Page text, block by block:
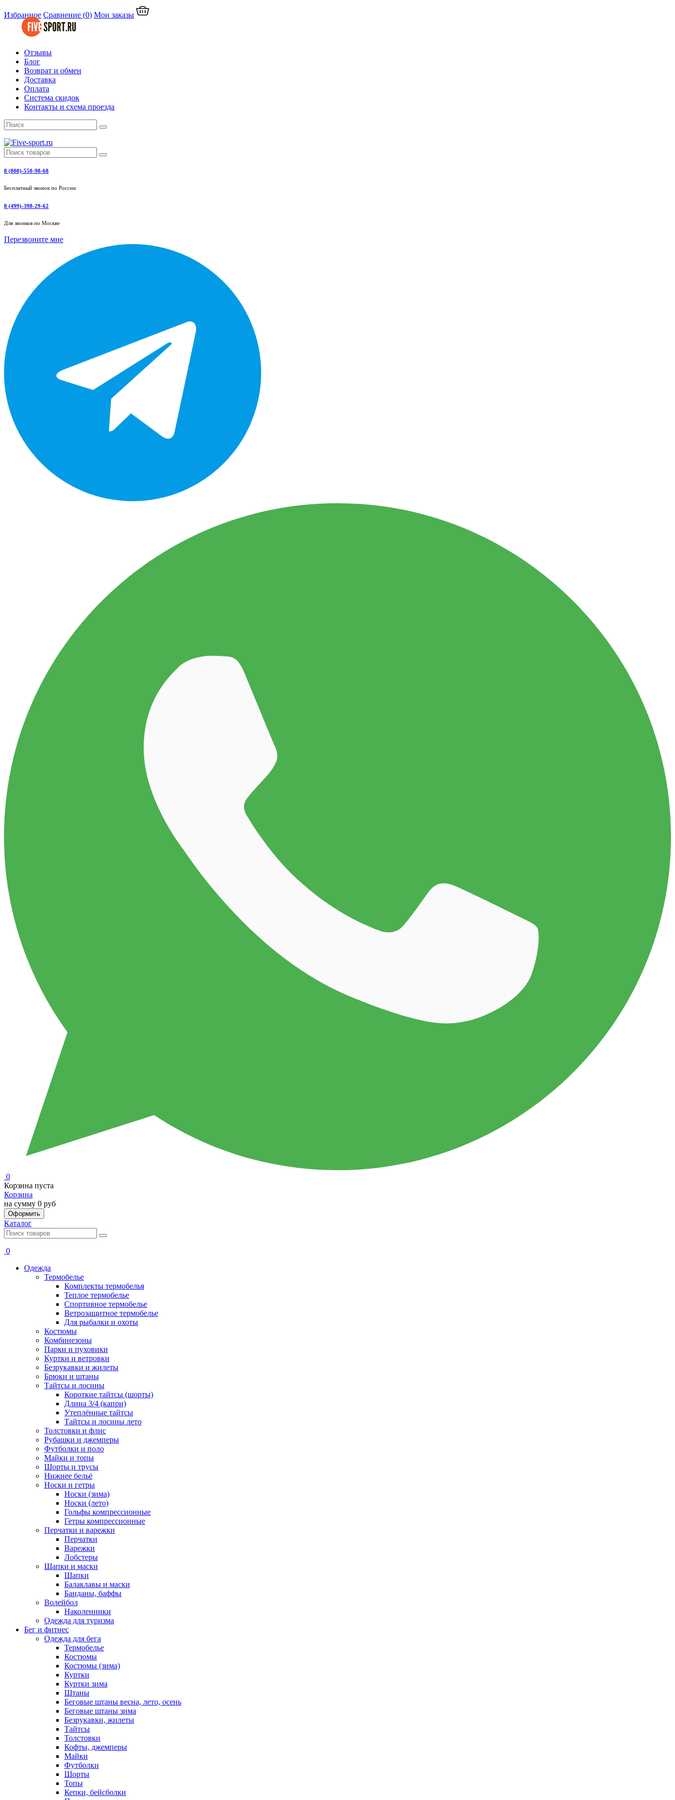
Избранное Сравнение (0) Мои заказы
Отзывы
Блог
Возврат и обмен
Доставка
Оплата
Система скидок
Контакты и схема проезда
8 (800)-550-98-68
Бесплатный звонок по России
8 (499)-398-29-62
Для звонков по Москве
Перезвоните мне
0
Корзина пуста
Корзина
на сумму 0 руб
Оформить
Каталог
0
Одежда
Термобелье
Комплекты термобелья
Теплое термобелье
Спортивное термобелье
Ветрозащитное термобелье
Для рыбалки и охоты
Костюмы
Комбинезоны
Парки и пуховики
Куртки и ветровки
Безрукавки и жилеты
Брюки и штаны
Тайтсы и лосины
Короткие тайтсы (шорты)
Длина 3/4 (капри)
Утеплённые тайтсы
Тайтсы и лосины лето
Толстовки и флис
Рубашки и джемперы
Футболки и поло
Майки и топы
Шорты и трусы
Нижнее бельё
Носки и гетры
Носки (зима)
Носки (лето)
Гольфы компрессионные
Гетры компрессионные
Перчатки и варежки
Перчатки
Варежки
Лобстеры
Шапки и маски
Шапки
Балаклавы и маски
Банданы, баффы
Волейбол
Наколенники
Одежда для туризма
Бег и фитнес
Одежда для бега
Термобелье
Костюмы
Костюмы (зима)
Куртки
Куртки зима
Штаны
Беговые штаны весна, лето, осень
Беговые штаны зима
Безрукавки, жилеты
Тайтсы
Толстовки
Кофты, джемперы
Майки
Футболки
Шорты
Топы
Кепки, бейсболки